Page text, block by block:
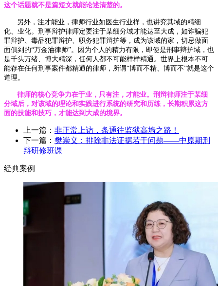
这个话题就不是篇短文就能论述清楚的。
另外，注才能业，律师行业如医生行业样，也讲究其域的精细
化、业化。刑事辩护律师定要注于某细分域才能达至大成，如诈骗犯
罪辩护、毒品犯罪辩护、职务犯罪辩护等，成为该域的家，切忌做面
面俱到的“万金油律师”。因为个人的精力有限，即使是刑事辩护域，也
是千头万绪、博大精深，任何人都不可能样样精通。世界上根本不可
能存在任何刑事案件都精通的律师，所谓“博而不精、博而不”就是这个
道理。
律师的核心竞争力在于业，只有注，才能业。刑辩律师注于某细
分域后，对该域的理论和实践进行系统的研究和历练，长期积累这方
面的技能和技巧，才能达到大成的境界。
上一篇： 非正常上访，条通往监狱高墙之路！
下一篇： 樊崇义：排除非法证据若干问题——中原期刑
辩研修班课
经典案例